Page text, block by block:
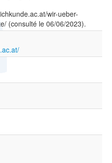
wir-ueber-
(consulté le 06/06/2023).